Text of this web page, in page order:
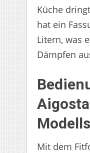
Küche
hat ein
Litern, was
Dämpfen
Modells
Mit dem